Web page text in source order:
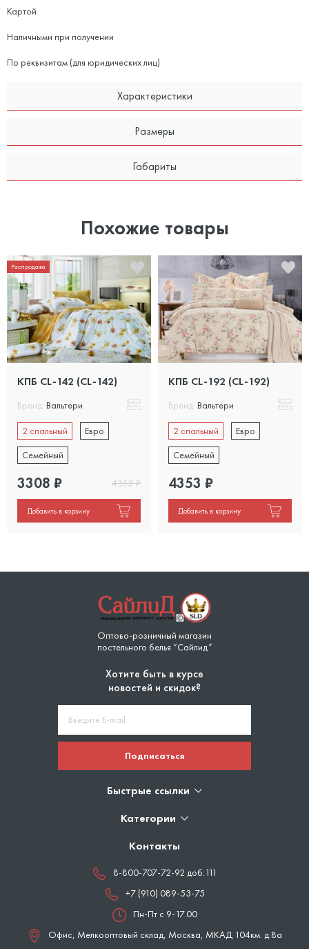
Картой
Наличными при получении
По реквизитам (для юридических лиц)
Характеристики
Размеры
Габариты
Похожие товары
Распродажа
КПБ CL-142 (CL-142)
Бренд: Вальтери
2 спальный
Евро
Семейный
3308 ₽ 4353₽
Добавить в корзину
КПБ CL-192 (CL-192)
Бренд: Вальтери
2 спальный
Евро
Семейный
4353 ₽
Добавить в корзину
Оптово-розничный магазин
постельного белья “Сайлид”
Хотите быть в курсе
новостей и скидок?
Подписаться
Быстрые ссылки
Категории
Контакты
8-800-707-72-92 доб.111
+7 (910) 089-53-75
Пн-Пт с 9-17.00
Офис, Мелкооптовый склад, Москва, МКАД 104км. д.8а